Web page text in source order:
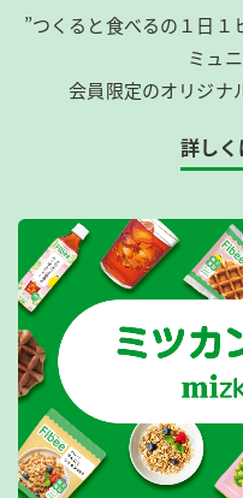
”つくると食べるの１日１
ミュ
会員限定のオリジナ
詳し